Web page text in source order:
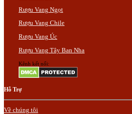
Rượu Vang Ngọt
Rượu Vang Chile
Rượu Vang Úc
Rượu Vang Tây Ban Nha
Kênh kết nối:
Hỗ Trợ
Về chúng tôi